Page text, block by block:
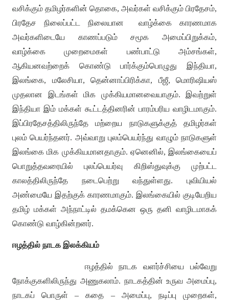
வசிக்கும் தமிழர்களின் தொகை, அவர்கள் வசிக்கும் பிரதேசம்,
பிரதேச நிலைப்பட்ட நிலையான
வாழ்க்கை காரணமாக
அவர்களிடையே காணப்படும் சமூக அமைப்பிறுக்கம்,
வாழ்க்கை முறைமைகள் பண்பாட்டு அம்சங்கள்,
ஆகியனவற்றைக் கொண்டு பார்க்கும்பொழுது இந்தியா,
இலங்கை, மலேசியா, தென்னாப்பிரிக்கா, பீஜீ, மொரிஷியஸ்
முதலான இடங்கள் மிக முக்கியமானவையாகும். இவற்றுள்
இந்தியா இம் மக்கள் கூட்டத்தினரின் பாரம்பரிய வாழிடமாகும்.
இப்பிரதேசத்திலிருந்தே மற்றைய நாடுகளுக்குத் தமிழர்கள்
புலம் பெயர்ந்தனர். அவ்வாறு புலம்பெயர்ந்து வாழும் நாடுகளுள்
இலங்கை மிக முக்கியமானதாகும். ஏனெனில், இலங்கையைப்
பொறுத்தவரையில் புலப்பெயர்வு கிறிஸ்துவுக்கு முற்பட்ட
காலத்திலிருந்தே நடைபெற்று வந்துள்ளது.புவியியல்
அண்மையே இதற்குக் காரணமாகும். இலங்கையில் குடியேறிய
தமிழ் மக்கள் அந்நாட்டில் தமக்கென ஒரு தனி வாழிடமாகக்
கொண்டு வாழ்கின்றனர்.
ஈழத்தில் நாடக இலக்கியம்
ஈழத்தில் நாடக வளர்ச்சியை பல்வேறு
நோக்குகளிலிருந்து அணுகலாம். நாடகத்தின் உருவ அமைப்பு,
நாடகப் பொருள் –கதை – அமைப்பு, நடிப்பு முறைகள்,